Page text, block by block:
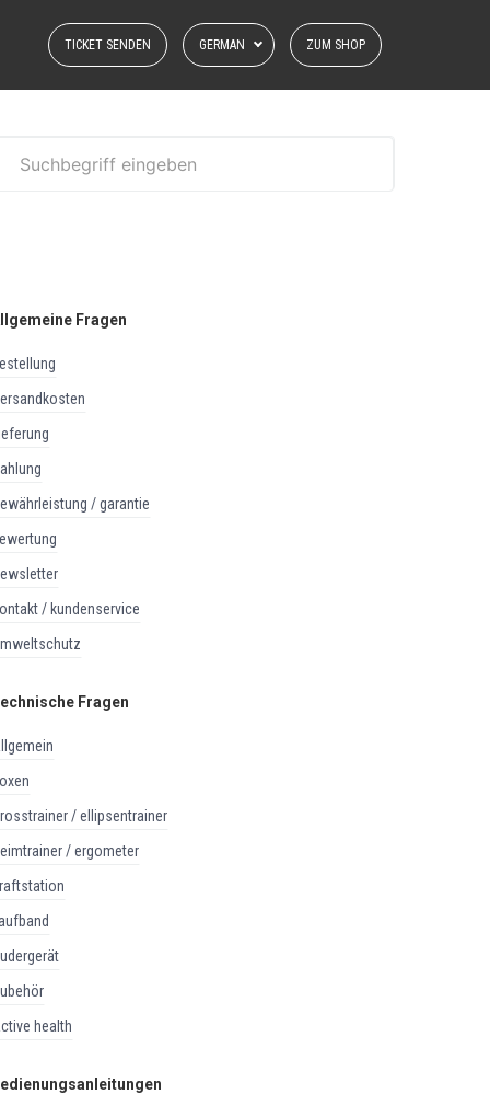
TICKET SENDEN GERMAN ZUM SHOP
Fragen
bestellung
versandkosten
zahlung
gewährleistung / garantie
bewertung
newsletter
kontakt / kundenservice
umweltschutz
Fragen
allgemein
boxen
crosstrainer / ellipsentrainer
heimtrainer / ergometer
kraftstation
rudergerät
zubehör
active health